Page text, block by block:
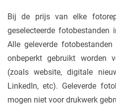
Bij de prijs van elke
geselecteerde fotobestanden
Alle geleverde
onbeperkt gebruikt worden
(zoals website, digitale
LinkedIn, etc). Geleverde
mogen niet voor drukwerk